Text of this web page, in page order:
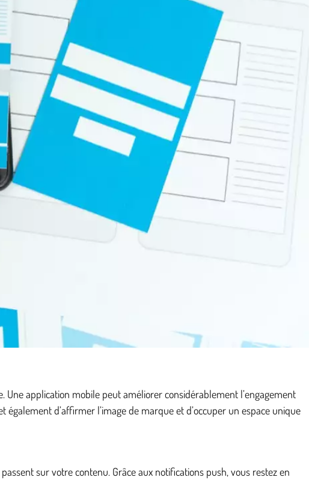
application mobile peut améliorer considérablement l’engagement
d’affirmer l’image de marque et d’occuper un espace unique
sur votre contenu. Grâce aux notifications push, vous restez en